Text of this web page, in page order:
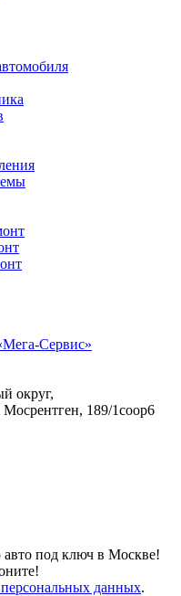
округ,
189/1соор6
авто под ключ в Москве!
данных.